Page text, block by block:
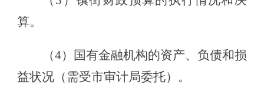
算。
（4）国有金融机构的资产、负债和损
益状况（需受市审计局委托）。